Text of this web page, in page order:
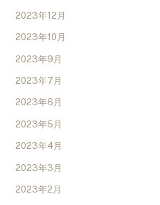
2023年12月
2023年10月
2023年9月
2023年7月
2023年6月
2023年5月
2023年4月
2023年3月
2023年2月